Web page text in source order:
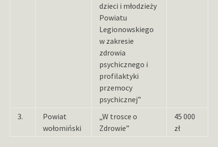
dzieci i młodzieży
Powiatu
Legionowskiego
w zakresie
zdrowia
psychicznego i
profilaktyki
przemocy
psychicznej”
3.
Powiat
wołomiński
„W trosce o
Zdrowie”
45 000
zł